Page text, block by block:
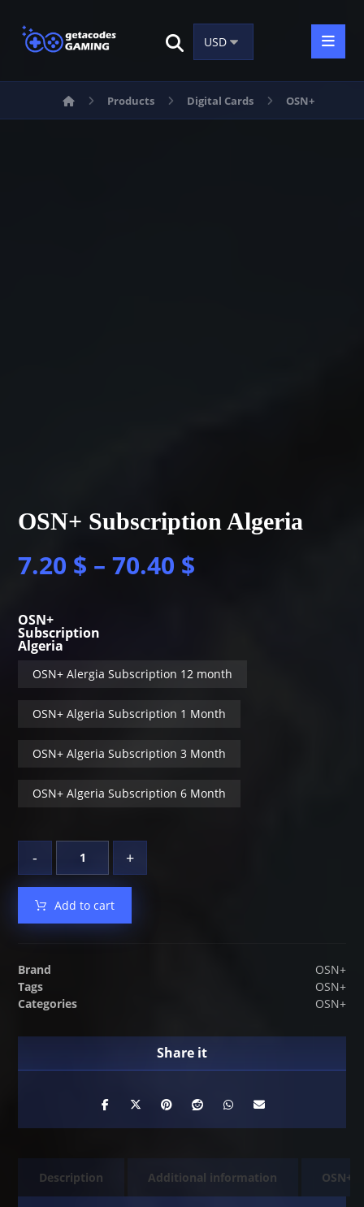
Products Digital Cards OSN+
OSN+ Subscription Algeria
7.20 $ – 70.40 $
OSN+
Subscription
Algeria
OSN+ Alergia Subscription 12 month
OSN+ Algeria Subscription 1 Month
OSN+ Algeria Subscription 3 Month
OSN+ Algeria Subscription 6 Month
- +
Add to cart
Brand
OSN+
Tags
OSN+
Categories
OSN+
Description Additional information OSN+